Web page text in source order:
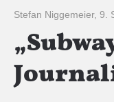
Stefan Niggemeier, 9.